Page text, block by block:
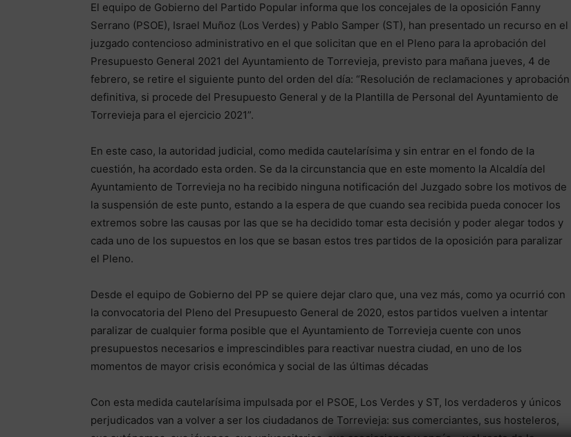
El equipo de Gobierno del Partido Popular informa que los concejales de la oposición Fanny
Serrano (PSOE), Israel Muñoz (Los Verdes) y Pablo Samper (ST), han presentado un recurso en el
juzgado contencioso administrativo en el que solicitan que en el Pleno para la aprobación del
Presupuesto General 2021 del Ayuntamiento de Torrevieja, previsto para mañana jueves, 4 de
febrero, se retire el siguiente punto del orden del día: “Resolución de reclamaciones y aprobación
definitiva, si procede del Presupuesto General y de la Plantilla de Personal del Ayuntamiento de
Torrevieja para el ejercicio 2021”.
En este caso, la autoridad judicial, como medida cautelarísima y sin entrar en el fondo de la
cuestión, ha acordado esta orden. Se da la circunstancia que en este momento la Alcaldía del
Ayuntamiento de Torrevieja no ha recibido ninguna notificación del Juzgado sobre los motivos de
la suspensión de este punto, estando a la espera de que cuando sea recibida pueda conocer los
extremos sobre las causas por las que se ha decidido tomar esta decisión y poder alegar todos y
cada uno de los supuestos en los que se basan estos tres partidos de la oposición para paralizar
el Pleno.
Desde el equipo de Gobierno del PP se quiere dejar claro que, una vez más, como ya ocurrió con
la convocatoria del Pleno del Presupuesto General de 2020, estos partidos vuelven a intentar
paralizar de cualquier forma posible que el Ayuntamiento de Torrevieja cuente con unos
presupuestos necesarios e imprescindibles para reactivar nuestra ciudad, en uno de los
momentos de mayor crisis económica y social de las últimas décadas
Con esta medida cautelarísima impulsada por el PSOE, Los Verdes y ST, los verdaderos y únicos
perjudicados van a volver a ser los ciudadanos de Torrevieja: sus comerciantes, sus hosteleros,